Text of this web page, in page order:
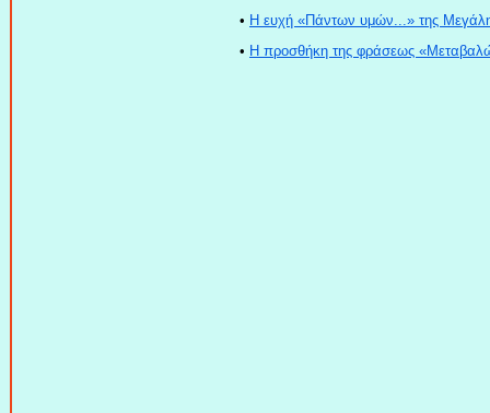
• Η ευχή «Πάντων υμών...» της
• Η προσθήκη της φράσεως